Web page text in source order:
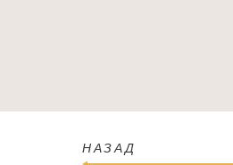
НАЗАД